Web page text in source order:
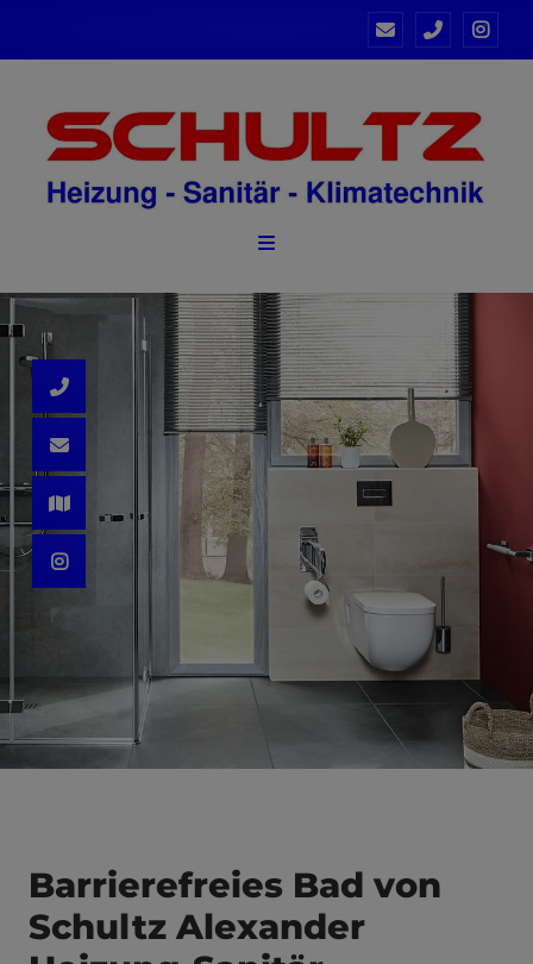
Barrierefreies Bad von
Schultz Alexander